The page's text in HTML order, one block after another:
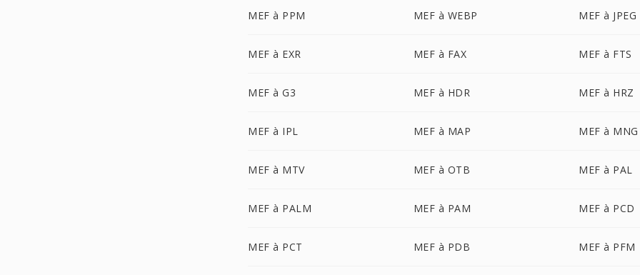
MEF à PPM MEF à WEBP MEF à JPEG
MEF à EXR MEF à FAX MEF à FTS
MEF à G3 MEF à HDR MEF à HRZ
MEF à IPL MEF à MAP MEF à MNG
MEF à MTV MEF à OTB MEF à PAL
MEF à PALM MEF à PAM MEF à PCD
MEF à PCT MEF à PDB MEF à PFM